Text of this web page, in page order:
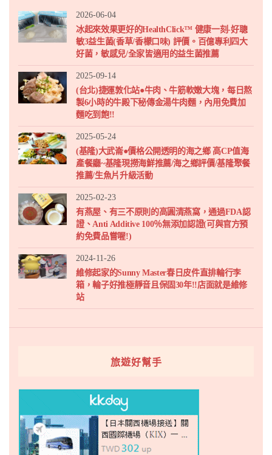
2026-06-04
冰起來效果更好的HealthClick™ 健康一刻-好聰
敏3益生菌(香草/香檬口味) 評價。百億專利四大
好菌，敏感兒/全家皆適用的益生菌推薦
2025-09-14
(台北)捷運敦化站●牛肉、牛筋軟嫩大塊，每日熬
製6小時的牛殿下秘傳金湯牛肉麵，內用免費加
麵吃到飽!!
2025-05-24
(基隆)大武崙●價格公開透明的海之鄉 高CP值海
產餐廳~基隆現撈海鮮推薦/海之鄉評價/基隆聚餐
推薦/生魚片升級活動
2025-02-23
有燕屋、有三不原則的高圓清燕窩，通過FDA認
證、Anti Additive 100％無添加認證(可與官方預
約免費品嘗喔!)
2024-11-26
維修起家的Sunny Master春日皮件直排輪行李
箱，輪子好推極靜音且保固30年!!店面就是維修
站
旅遊好幫手